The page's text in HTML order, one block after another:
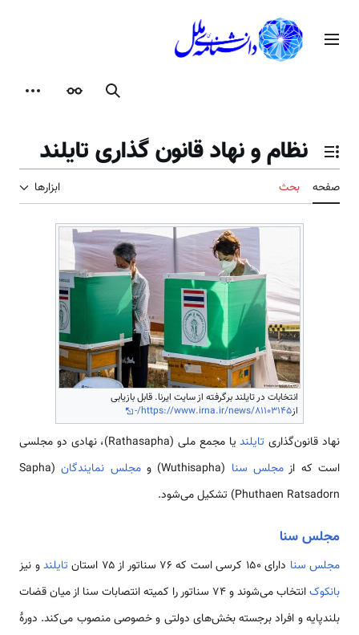
محتوامنوی اصلی
جستجوظاهر
تغییر وضعیت فهرست محتویات
نظام و نهاد قانون گذاری تایلند
صفحه بحث ابزارها
انتخابات در تایلند برگرفته از سایت ایرنا. قابل بازیابی
ازhttps://www.irna.ir/news/81103145/-
نهاد قانون‌گذاری تایلند
یا مجمع ملی (Rathasapha)، نهادی دو مجلسی
است که از مجلس سنا (Wuthisapha) و مجلس نمایندگان
(Sapha
Phuthaen Ratsadorn) تشکیل می‌شود.
مجلس سنا
مجلس سنا دارای ۱۵۰ کرسی است که ۷۶ سناتور از ۷۵ استان تایلندو نیز
بانکوک
انتخاب می‌شوند و ۷۴ سناتور را کمیته انتصابات سنا از میان قضات
بلندپایه و افراد برجسته بخش‌های دولتی و خصوصی منصوب می‌کند. دورهٔ